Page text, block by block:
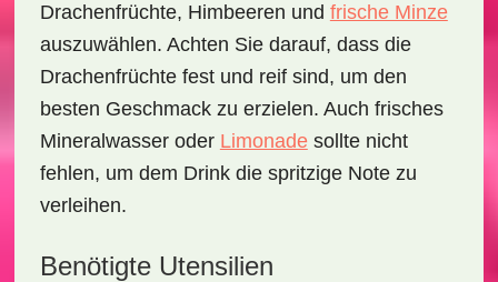
Drachenfrüchte, Himbeeren und frische Minze
auszuwählen. Achten Sie darauf, dass die
Drachenfrüchte fest und reif sind, um den
besten Geschmack zu erzielen. Auch frisches
Mineralwasser oder Limonadesollte nicht
fehlen, um dem Drink die spritzige Note zu
verleihen.
Benötigte Utensilien